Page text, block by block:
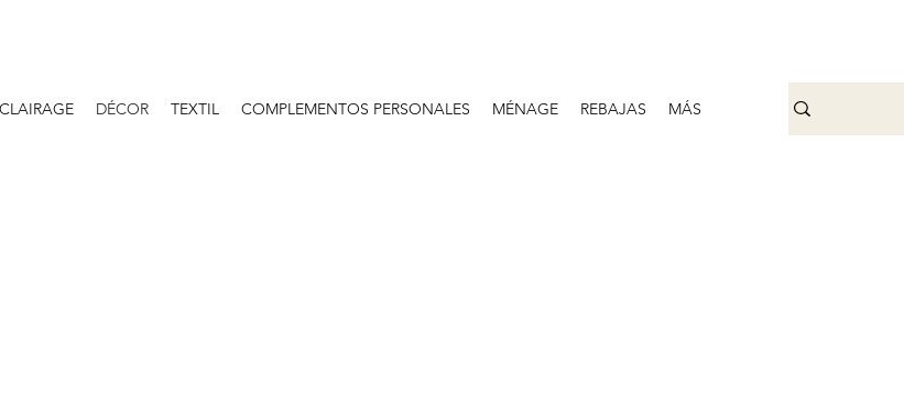
DÉCOR TEXTIL COMPLEMENTOS PERSONALES MÉNAGE REBAJAS MÁS